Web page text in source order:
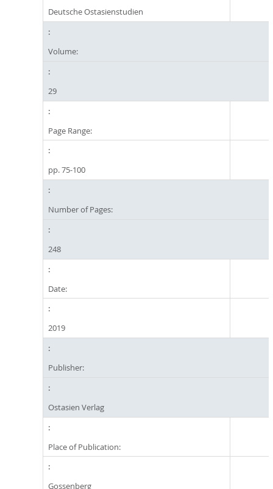
Deutsche Ostasienstudien
Volume:
29
Page Range:
pp. 75-100
Number of Pages:
248
Date:
2019
Publisher:
Ostasien Verlag
Place of Publication:
Gossenberg